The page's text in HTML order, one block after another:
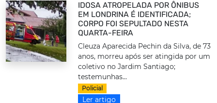
IDOSA ATROPELADA POR ÔNIBUS
EM LONDRINA É IDENTIFICADA;
CORPO FOI SEPULTADO NESTA
QUARTA-FEIRA
Cleuza Aparecida Pechin da Silva, de 73
anos, morreu após ser atingida por um
coletivo no Jardim Santiago;
testemunhas...
Policial
Ler artigo